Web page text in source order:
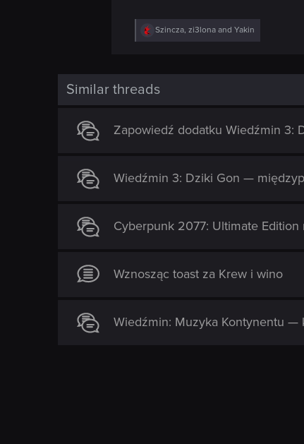
R
e
t
i
o
n
:
Szincza, zi3lona and Yakin
Similar threads
Zapowiedź dodatku Wiedźmin 3:
Wiedźmin 3: Dziki Gon —
Cyberpunk 2077: Ultimate
Wznosząc toast za Krew i wino
Wiedźmin: Muzyka Kontynentu